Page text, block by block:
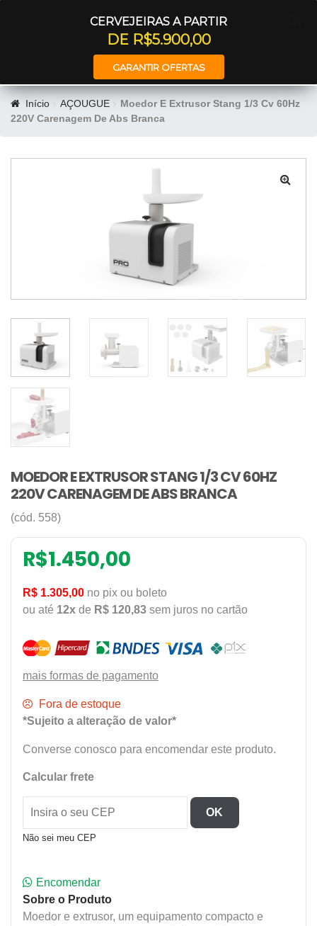
CERVEJEIRAS A PARTIR
DE R$5.900,00
GARANTIR OFERTAS
Início AÇOUGUE
Moedor E Extrusor Stang 1/3 Cv 60Hz
220V Carenagem De Abs Branca
MOEDOR E EXTRUSOR STANG 1/3 CV 60HZ
220V CARENAGEM DE ABS BRANCA
(cód. 558)
R$1.450,00
R$ 1.305,00 no pix ou boleto
ou até 12x de R$ 120,83 sem juros no cartão
mais formas de pagamento
Fora de estoque
*Sujeito a alteração de valor*
Converse conosco para encomendar este produto.
Calcular frete
OK
Não sei meu CEP
Encomendar
Sobre o Produto
Moedor e extrusor, um equipamento compacto e